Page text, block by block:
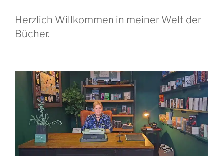
Herzlich Willkommen in meiner Welt der
Bücher.